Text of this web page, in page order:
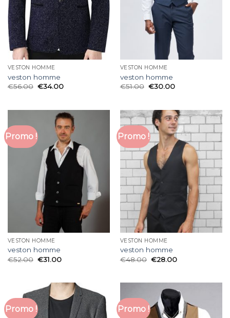
VESTON HOMME
veston homme
€56.00 €34.00
VESTON HOMME
veston homme
€51.00 €30.00
Promo !
VESTON HOMME
veston homme
€52.00 €31.00
Promo !
VESTON HOMME
veston homme
€48.00 €28.00
Promo ! Promo !